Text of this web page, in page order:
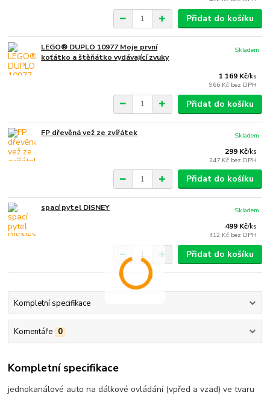
Přidat do košíku
LEGO® DUPLO 10977 Moje první
koťátko a štěňátko vydávající zvuky
1 169 Kč/ks
966 Kč bez DPH
Skladem
Přidat do košíku
FP dřevěná vež ze zvířátek
299 Kč/ks
247 Kč bez DPH
Skladem
Přidat do košíku
spací pytel DISNEY
499 Kč/ks
412 Kč bez DPH
Skladem
Přidat do košíku
Kompletní specifikace
Komentáře 0
Kompletní specifikace
jednokanálové auto na dálkové ovládání (vpřed a vzad) ve tvaru